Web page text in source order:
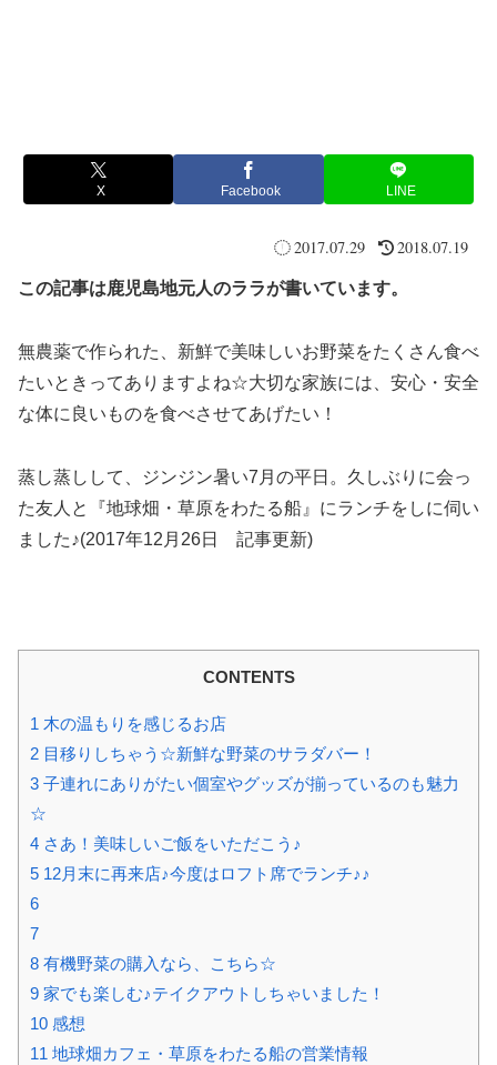
X Facebook LINE
2017.07.29 2018.07.19
この記事は鹿児島地元人のララが書いています。
無農薬で作られた、新鮮で美味しいお野菜をたくさん食べ
たいときってありますよね☆大切な家族には、安心・安全
な体に良いものを食べさせてあげたい！
蒸し蒸しして、ジンジン暑い7月の平日。久しぶりに会っ
た友人と『地球畑・草原をわたる船』にランチをしに伺い
ました♪(2017年12月26日 記事更新)
CONTENTS
1 木の温もりを感じるお店
2 目移りしちゃう☆新鮮な野菜のサラダバー！
3 子連れにありがたい個室やグッズが揃っているのも魅力
☆
4 さあ！美味しいご飯をいただこう♪
5 12月末に再来店♪今度はロフト席でランチ♪♪
6
7
8 有機野菜の購入なら、こちら☆
9 家でも楽しむ♪テイクアウトしちゃいました！
10 感想
11 地球畑カフェ・草原をわたる船の営業情報